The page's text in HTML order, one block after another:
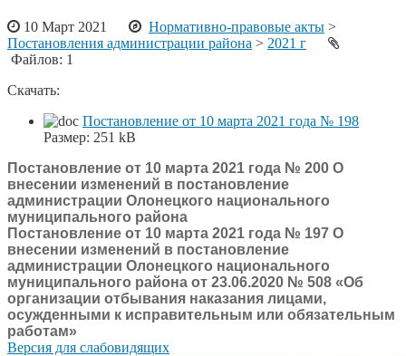
10 Март 2021 Нормативно-правовые акты >
Постановления администрации района > 2021 г
Файлов: 1
Скачать:
Постановление от 10 марта 2021 года № 198
Размер: 251 kB
Постановление от 10 марта 2021 года № 200 О
внесении изменений в постановление
администрации Олонецкого национального
муниципального района
Постановление от 10 марта 2021 года № 197 О
внесении изменений в постановление
администрации Олонецкого национального
муниципального района от 23.06.2020 № 508 «Об
организации отбывания наказания лицами,
осужденными к исправительным или обязательным
работам»
Версия для слабовидящих